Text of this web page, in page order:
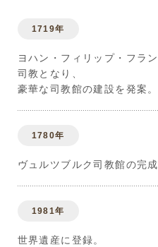
1719年
ヨハン・フィリップ・フラ
司教となり、
豪華な司教館の建設を発案。
1780年
ヴュルツブルク司教館の完成
1981年
世界遺産に登録。